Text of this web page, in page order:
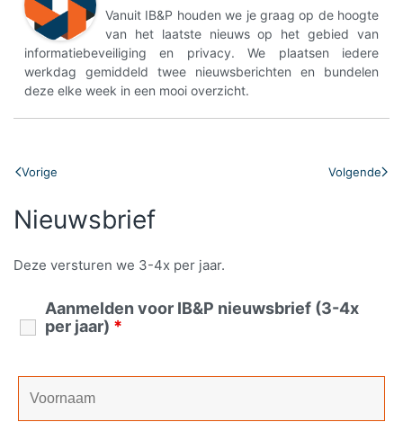
Vanuit IB&P houden we je graag op de hoogte
van het laatste nieuws op het gebied van
informatiebeveiliging en privacy. We plaatsen iedere
werkdag gemiddeld twee nieuwsberichten en bundelen
deze elke week in een mooi overzicht.
Vorige Volgende
Nieuwsbrief
Deze versturen we 3-4x per jaar.
Aanmelden voor IB&P nieuwsbrief (3-4x
per jaar) *